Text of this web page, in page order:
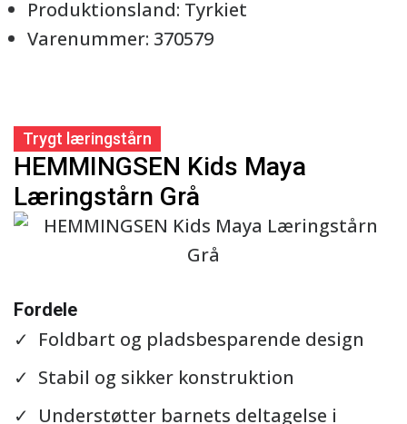
Produktionsland: Tyrkiet
Varenummer: 370579
Trygt læringstårn
HEMMINGSEN Kids Maya
Læringstårn Grå
Fordele
Foldbart og pladsbesparende design
Stabil og sikker konstruktion
Understøtter barnets deltagelse i